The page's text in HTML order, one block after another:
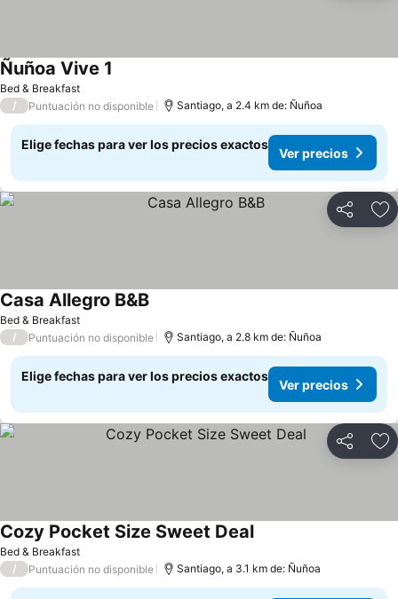
Bed & Breakfast
Ñuñoa Vive 1
/ Puntuación no disponible Santiago, a 2.4 km de: Ñuñoa
Elige fechas para ver los precios exactos
Ver precios
Compartir
Bed & Breakfast
Casa Allegro B&B
/ Puntuación no disponible Santiago, a 2.8 km de: Ñuñoa
Elige fechas para ver los precios exactos
Ver precios
Compartir
Bed & Breakfast
Cozy Pocket Size Sweet Deal
/ Puntuación no disponible Santiago, a 3.1 km de: Ñuñoa